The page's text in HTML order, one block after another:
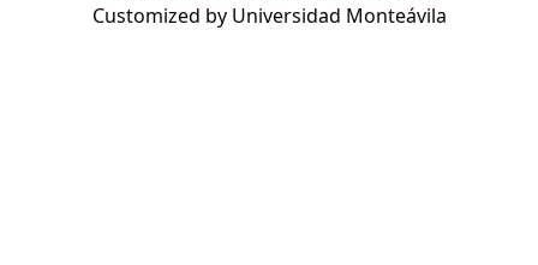
Customized by Universidad Monteávila